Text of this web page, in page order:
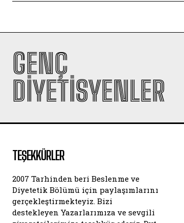
GENÇ
DIYETISYENLER
TEŞEKKÜRLER
2007 Tarhinden beri Beslenme ve
Diyetetik Bölümü için paylaşımlarını
gerçekleştirmekteyiz. Bizi
destekleyen Yazarlarımıza ve sevgili